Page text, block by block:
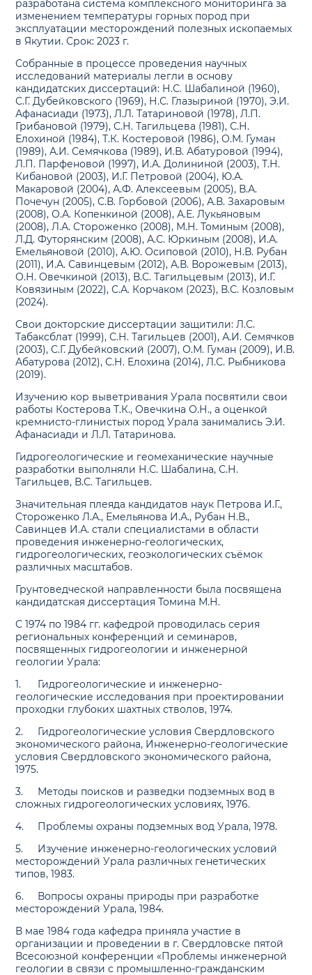
разработана система комплексного мониторинга за
изменением температуры горных пород при
эксплуатации месторождений полезных ископаемых
в Якутии. Срок: 2023 г.
Собранные в процессе проведения научных
исследований материалы легли в основу
кандидатских диссертаций: Н.С. Шабалиной (1960),
С.Г. Дубейковского (1969), Н.С. Глазыриной (1970), Э.И.
Афанасиади (1973), Л.Л. Татариновой (1978), Л.П.
Грибановой (1979), С.Н. Тагильцева (1981), С.Н.
Елохиной (1984), Т.К. Костеровой (1986), О.М. Гуман
(1989), А.И. Семячкова (1989), И.В. Абатуровой (1994),
Л.П. Парфеновой (1997), И.А. Долининой (2003), Т.Н.
Кибановой (2003), И.Г. Петровой (2004), Ю.А.
Макаровой (2004), А.Ф. Алексеевым (2005), В.А.
Почечун (2005), С.В. Горбовой (2006), А.В. Захаровым
(2008), О.А. Копенкиной (2008), А.Е. Лукьяновым
(2008), Л.А. Стороженко (2008), М.Н. Томиным (2008),
Л.Д. Футорянским (2008), А.С. Юркиным (2008), И.А.
Емельяновой (2010), А.Ю. Осиповой (2010), Н.В. Рубан
(2011), И.А. Савинцевым (2012), А.В. Ворожевым (2013),
О.Н. Овечкиной (2013), В.С. Тагильцевым (2013), И.Г.
Ковязиным (2022), С.А. Корчаком (2023), В.С. Козловым
(2024).
Свои докторские диссертации защитили: Л.С.
Табаксблат (1999), С.Н. Тагильцев (2001), А.И. Семячков
(2003), С.Г. Дубейковский (2007), О.М. Гуман (2009), И.В.
Абатурова (2012), С.Н. Елохина (2014), Л.С. Рыбникова
(2019).
Изучению кор выветривания Урала посвятили свои
работы Костерова Т.К., Овечкина О.Н., а оценкой
кремнисто-глинистых пород Урала занимались Э.И.
Афанасиади и Л.Л. Татаринова.
Гидрогеологические и геомеханические научные
разработки выполняли Н.С. Шабалина, С.Н.
Тагильцев, В.С. Тагильцев.
Значительная плеяда кандидатов наук Петрова И.Г.,
Стороженко Л.А., Емельянова И.А., Рубан Н.В.,
Савинцев И.А. стали специалистами в области
проведения инженерно-геологических,
гидрогеологических, геоэкологических съёмок
различных масштабов.
Грунтоведческой направленности была посвящена
кандидатская диссертация Томина М.Н.
С 1974 по 1984 гг. кафедрой проводилась серия
региональных конференций и семинаров,
посвященных гидрогеологии и инженерной
геологии Урала:
1.
Гидрогеологические и инженерно-
геологические исследования при проектировании
проходки глубоких шахтных стволов, 1974.
2.
Гидрогеологические условия Свердловского
экономического района, Инженерно-геологические
условия Свердловского экономического района,
1975.
3.
Методы поисков и разведки подземных вод в
сложных гидрогеологических условиях, 1976.
4.
Проблемы охраны подземных вод Урала, 1978.
5.
Изучение инженерно-геологических условий
месторождений Урала различных генетических
типов, 1983.
6.
Вопросы охраны природы при разработке
месторождений Урала, 1984.
В мае 1984 года кафедра приняла участие в
организации и проведении в г. Свердловске пятой
Всесоюзной конференции «Проблемы инженерной
геологии в связи с промышленно-гражданским